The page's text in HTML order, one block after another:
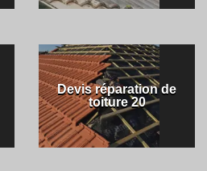
Devis réparation de
toiture 20